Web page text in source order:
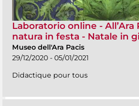
Laboratorio online - All’Ara
natura in festa - Natale in
Museo dell'Ara Pacis
29/12/2020 - 05/01/2021
Didactique pour tous